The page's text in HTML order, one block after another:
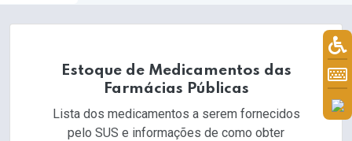
Estoque de Medicamentos das
Farmácias Públicas
Lista dos medicamentos a serem fornecidos
pelo SUS e informações de como obter